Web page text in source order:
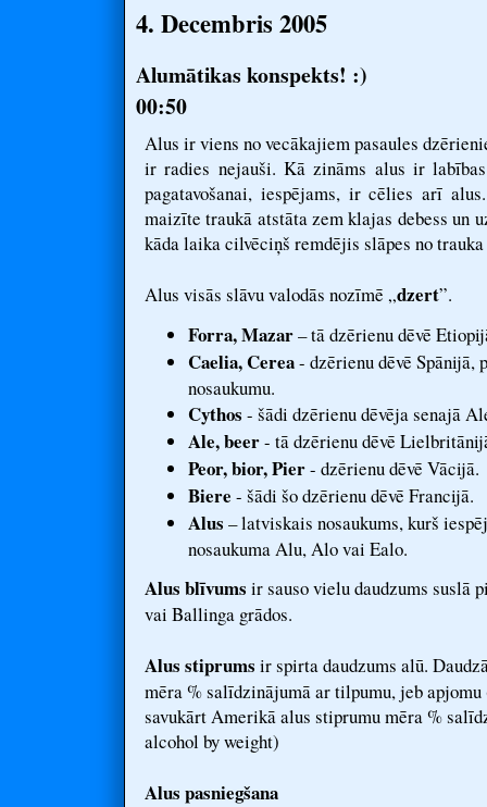
4. Decembris 2005
Alumātikas konspekts! :)
00:50
Alus ir viens no vecākajiem pasaules
ir radies nejauši. Kā zināms alus ir
pagatavošanai, iespējams, ir cēlies arī
maizīte traukā atstāta zem klajas debess un
kāda laika cilvēciņš remdējis slāpes no
Alus visās slāvu valodās nozīmē „dzert”.
Forra, Mazar– tā dzērienu dēvē
Caelia, Cerea- dzērienu dēvē Spānijā,
nosaukumu.
Cythos - šādi dzērienu dēvēja senajā
Ale, beer- tā dzērienu dēvē
Peor, bior, Pier- dzērienu dēvē Vācijā.
Biere - šādi šo dzērienu dēvē Francijā.
Alus – latviskais nosaukums, kurš
nosaukuma Alu, Alo vai Ealo.
Alus blīvums ir sauso vielu daudzums suslā
vai Ballinga grādos.
Alus stiprums ir spirta daudzums alū.
mēra % salīdzinājumā ar tilpumu, jeb
savukārt Amerikā alus stiprumu mēra %
alcohol by weight)
Alus pasniegšana